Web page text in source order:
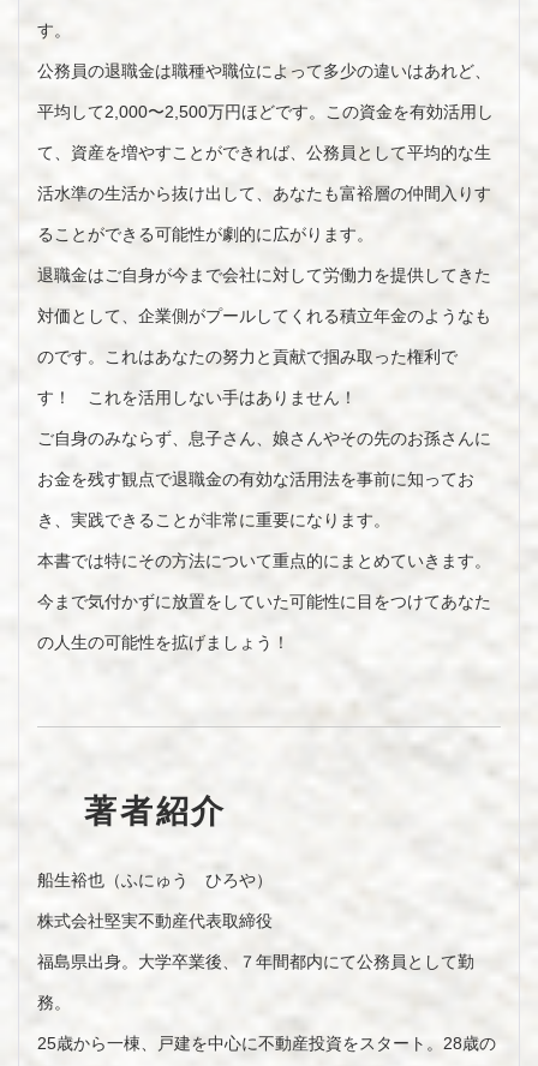
す。
公務員の退職金は職種や職位によって多少の違いはあれど、
平均して2,000〜2,500万円ほどです。この資金を有効活用し
て、資産を増やすことができれば、公務員として平均的な生
活水準の生活から抜け出して、あなたも富裕層の仲間入りす
ることができる可能性が劇的に広がります。
退職金はご自身が今まで会社に対して労働力を提供してきた
対価として、企業側がプールしてくれる積立年金のようなも
のです。これはあなたの努力と貢献で掴み取った権利で
す！ これを活用しない手はありません！
ご自身のみならず、息子さん、娘さんやその先のお孫さんに
お金を残す観点で退職金の有効な活用法を事前に知ってお
き、実践できることが非常に重要になります。
本書では特にその方法について重点的にまとめていきます。
今まで気付かずに放置をしていた可能性に目をつけてあなた
の人生の可能性を拡げましょう！
著者紹介
船生裕也（ふにゅう ひろや）
株式会社堅実不動産代表取締役
福島県出身。大学卒業後、７年間都内にて公務員として勤
務。
25歳から一棟、戸建を中心に不動産投資をスタート。28歳の